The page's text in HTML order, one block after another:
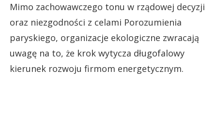
Mimo zachowawczego tonu w rządowej decyzji
oraz niezgodności z celami Porozumienia
paryskiego, organizacje ekologiczne zwracają
uwagę na to, że krok wytycza długofalowy
kierunek rozwoju firmom energetycznym.